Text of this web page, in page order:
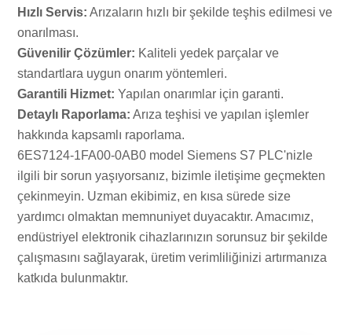
Hızlı Servis: Arızaların hızlı bir şekilde teşhis edilmesi ve
onarılması.
Güvenilir Çözümler: Kaliteli yedek parçalar ve
standartlara uygun onarım yöntemleri.
Garantili Hizmet: Yapılan onarımlar için garanti.
Detaylı Raporlama: Arıza teşhisi ve yapılan işlemler
hakkında kapsamlı raporlama.
6ES7124-1FA00-0AB0 model Siemens S7 PLC'nizle
ilgili bir sorun yaşıyorsanız, bizimle iletişime geçmekten
çekinmeyin. Uzman ekibimiz, en kısa sürede size
yardımcı olmaktan memnuniyet duyacaktır. Amacımız,
endüstriyel elektronik cihazlarınızın sorunsuz bir şekilde
çalışmasını sağlayarak, üretim verimliliğinizi artırmanıza
katkıda bulunmaktır.